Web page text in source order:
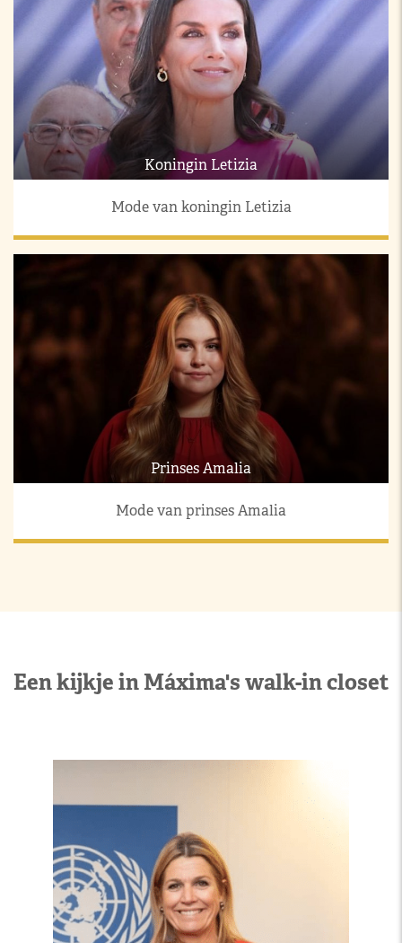
Koningin Letizia
Mode van koningin Letizia
Prinses Amalia
Mode van prinses Amalia
Een kijkje in Máxima's walk-in closet